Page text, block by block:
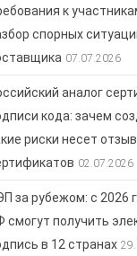
к
спорных
07.07.2026
аналог
кода: зачем
риски несет
02.07.2026
за рубежом: с 2026
смогут получить
в 12 странах